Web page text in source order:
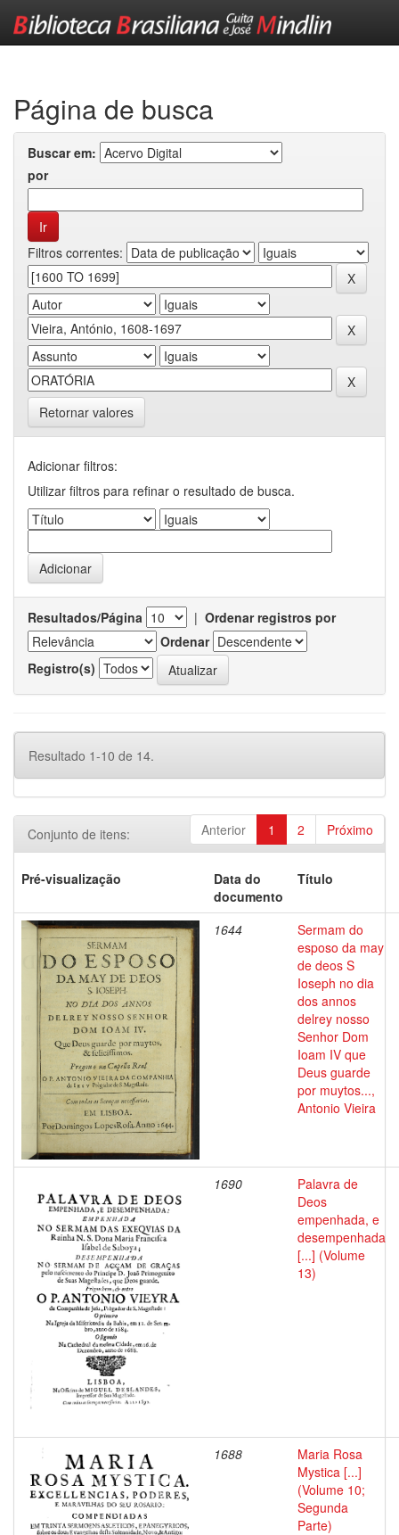
Página de busca
Buscar em:
por
Filtros correntes:
Retornar valores
Adicionar filtros:
Utilizar filtros para refinar o resultado de busca.
Resultados/Página | Ordenar registros por
Ordenar
Registro(s)
Resultado 1-10 de 14.
Anterior 1 2 Próximo
Conjunto de itens:
Pré-visualização
Data do
documento
Título
1644
Sermam do
esposo da may
de deos S
Ioseph no dia
dos annos
delrey nosso
Senhor Dom
Ioam IV que
Deus guarde
por muytos...,
Antonio Vieira
1690
Palavra de
Deos
empenhada, e
desempenhada
[...] (Volume
13)
1688
Maria Rosa
Mystica [...]
(Volume 10;
Segunda
Parte)